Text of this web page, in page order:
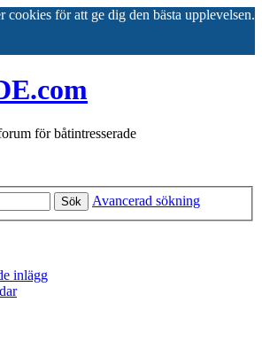
cookies för att ge dig den bästa upplevelsen.
för båtintresserade
Sök Avancerad sökning
inlägg